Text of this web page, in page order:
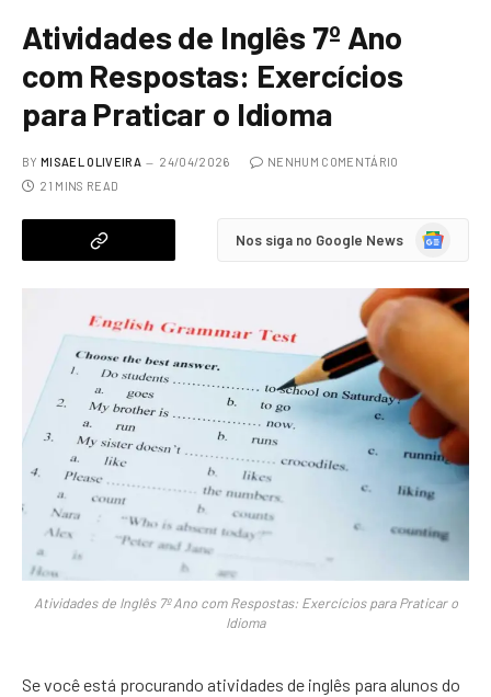
Atividades de Inglês 7º Ano
com Respostas: Exercícios
para Praticar o Idioma
BY MISAEL OLIVEIRA 24/04/2026
NENHUM COMENTÁRIO
21 MINS READ
Nos siga no Google News
Google
Atividades de Inglês 7º Ano com Respostas: Exercícios para Praticar o
Idioma
Se você está procurando atividades de inglês para alunos do